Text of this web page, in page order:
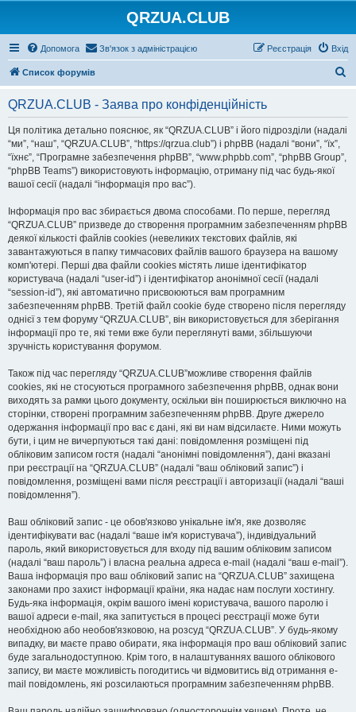
QRZUA.CLUB
Допомога Зв'язок з адміністрацією Вхід
Реєстрація
Список форумів
QRZUA.CLUB - Заява про конфіденційність
Ця політика детально пояснює, як “QRZUA.CLUB” і його підрозділи (надалі
“ми”, “наш”, “QRZUA.CLUB”, “https://qrzua.club”) і phpBB (надалі “вони”, “їх”,
“їхнє”, “Програмне забезпечення phpBB”, “www.phpbb.com”, “phpBB Group”,
“phpBB Teams”) використовують інформацію, отриману під час будь-якої
вашої сесії (надалі “інформація про вас”).
Інформація про вас збирається двома способами. По перше, перегляд
“QRZUA.CLUB” призведе до створення програмним забезпеченням phpBB
деякої кількості файлів cookies (невеликих текстових файлів, які
завантажуються в папку тимчасових файлів вашого браузера на вашому
комп'ютері. Перші два файли cookies містять лише ідентифікатор
користувача (надалі “user-id”) і ідентифікатор анонімної сесії (надалі
“session-id”), які автоматично присвоюються вам програмним
забезпеченням phpBB. Третій файл cookie буде створено після перегляду
однієї з тем форуму “QRZUA.CLUB”, він використовується для зберігання
інформації про те, які теми вже були переглянуті вами, збільшуючи
зручність користування форумом.
Також під час перегляду “QRZUA.CLUB”можливе створення файлів
cookies, які не стосуються програмного забезпечення phpBB, однак вони
виходять за рамки цього документу, оскільки він поширюється виключно на
сторінки, створені програмним забезпеченням phpBB. Друге джерело
одержання інформації про вас є дані, які ви нам відсилаєте. Ними можуть
бути, і цим не вичерпуються такі дані: повідомлення розміщені під
обліковим записом гостя (надалі “анонімні повідомлення”), дані вказані
при реєстрації на “QRZUA.CLUB” (надалі “ваш обліковий запис”) і
повідомлення, розміщені вами після реєстрації і авторизації (надалі “ваші
повідомлення”).
Ваш обліковий запис - це обов'язково унікальне ім'я, яке дозволяє
ідентифікувати вас (надалі “ваше ім'я користувача”), індивідуальний
пароль, який використовується для входу під вашим обліковим записом
(надалі “ваш пароль”) і власна реальна адреса e-mail (надалі “ваш e-mail”).
Ваша інформація про ваш обліковий запис на “QRZUA.CLUB” захищена
законами про захист інформації країни, яка надає нам послуги хостингу.
Будь-яка інформація, окрім вашого імені користувача, вашого паролю і
вашої адреси e-mail, яка запитується в процесі реєстрації може бути
необхідною або необов'язковою, на розсуд “QRZUA.CLUB”. У будь-якому
випадку, ви маєте право обирати, яка інформація про ваш обліковий запис
буде загальнодоступною. Крім того, в налаштуваннях вашого облікового
запису, ви маєте можливість погодитись чи відмовитись від отримання e-
mail повідомлень, які розсилаються програмним забезпеченням phpBB.